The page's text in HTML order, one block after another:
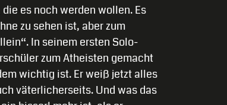
es noch werden wollen. Es
zu sehen ist, aber zum
In seinem ersten Solo-
zum Atheisten gemacht
wichtig ist. Er weiß jetzt alles
väterlicherseits. Und was das